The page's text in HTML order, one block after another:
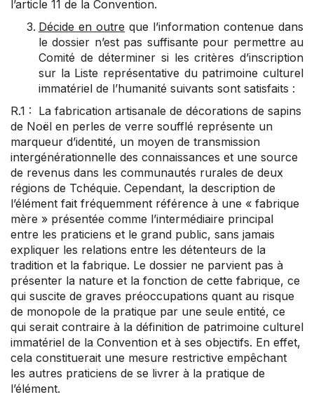
l’article 11 de la Convention.
Décide en outre que l’information contenue dans
le dossier n’est pas suffisante pour permettre au
Comité de déterminer si les critères d’inscription
sur la Liste représentative du patrimoine culturel
immatériel de l’humanité suivants sont satisfaits :
R.1 : La fabrication artisanale de décorations de sapins
de Noël en perles de verre soufflé représente un
marqueur d’identité, un moyen de transmission
intergénérationnelle des connaissances et une source
de revenus dans les communautés rurales de deux
régions de Tchéquie. Cependant, la description de
l’élément fait fréquemment référence à une « fabrique
mère » présentée comme l’intermédiaire principal
entre les praticiens et le grand public, sans jamais
expliquer les relations entre les détenteurs de la
tradition et la fabrique. Le dossier ne parvient pas à
présenter la nature et la fonction de cette fabrique, ce
qui suscite de graves préoccupations quant au risque
de monopole de la pratique par une seule entité, ce
qui serait contraire à la définition de patrimoine culturel
immatériel de la Convention et à ses objectifs. En effet,
cela constituerait une mesure restrictive empêchant
les autres praticiens de se livrer à la pratique de
l’élément.